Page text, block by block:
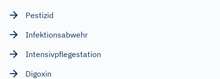
Pestizid
Infektionsabwehr
Intensivpflegestation
Digoxin